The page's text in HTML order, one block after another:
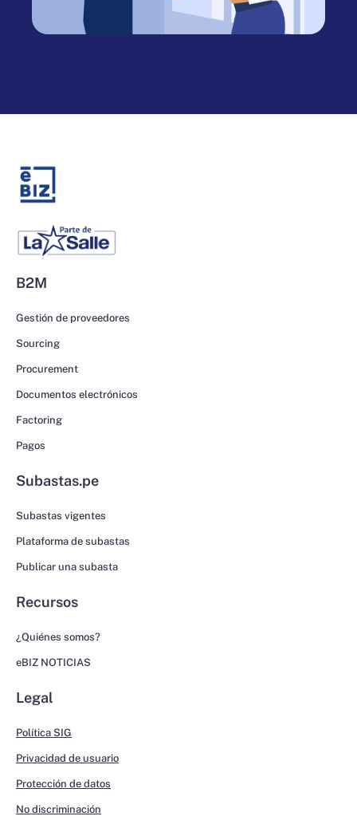
B2M
Gestión de proveedores
Sourcing
Procurement
Documentos electrónicos
Factoring
Pagos
Subastas.pe
Subastas vigentes
Plataforma de subastas
Publicar una subasta
Recursos
¿Quiénes somos?
eBIZ NOTICIAS
Legal
Política SIG
Privacidad de usuario
Protección de datos
No discriminación